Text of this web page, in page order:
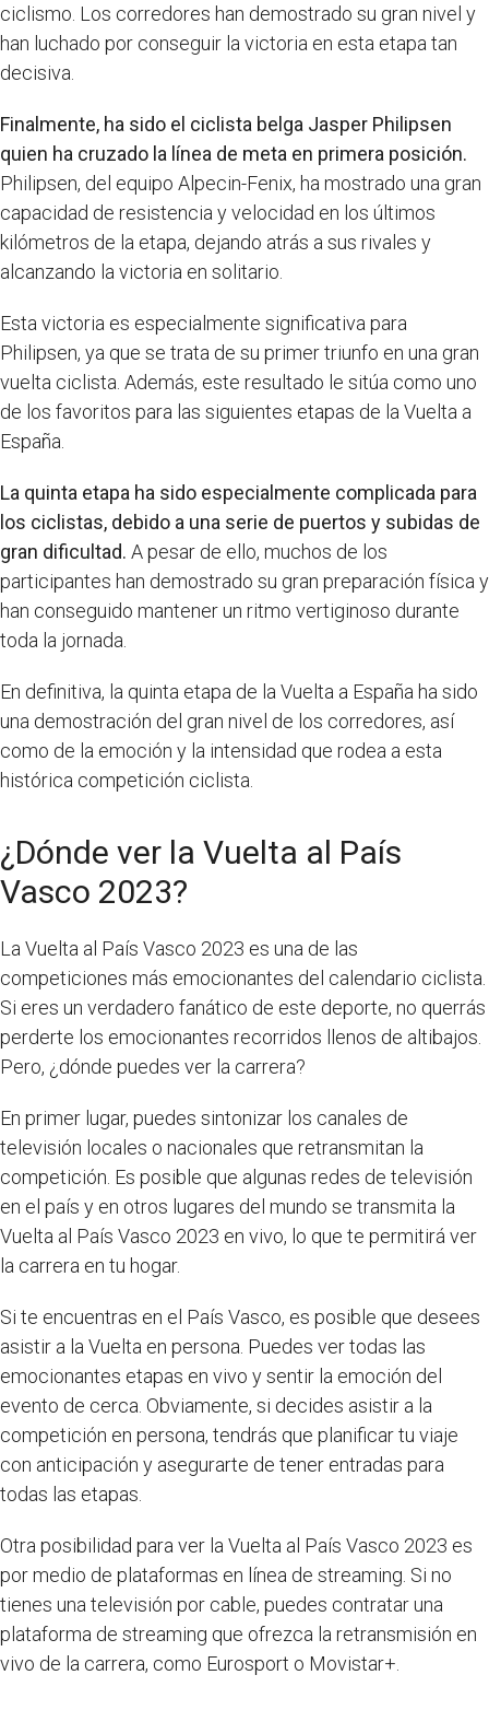
ciclismo. Los corredores han demostrado su gran nivel y
han luchado por conseguir la victoria en esta etapa tan
decisiva.
Finalmente, ha sido el ciclista belga Jasper Philipsen
quien ha cruzado la línea de meta en primera posición.
Philipsen, del equipo Alpecin-Fenix, ha mostrado una gran
capacidad de resistencia y velocidad en los últimos
kilómetros de la etapa, dejando atrás a sus rivales y
alcanzando la victoria en solitario.
Esta victoria es especialmente significativa para
Philipsen, ya que se trata de su primer triunfo en una gran
vuelta ciclista. Además, este resultado le sitúa como uno
de los favoritos para las siguientes etapas de la Vuelta a
España.
La quinta etapa ha sido especialmente complicada para
los ciclistas, debido a una serie de puertos y subidas de
gran dificultad. A pesar de ello, muchos de los
participantes han demostrado su gran preparación física y
han conseguido mantener un ritmo vertiginoso durante
toda la jornada.
En definitiva, la quinta etapa de la Vuelta a España ha sido
una demostración del gran nivel de los corredores, así
como de la emoción y la intensidad que rodea a esta
histórica competición ciclista.
¿Dónde ver la Vuelta al País
Vasco 2023?
La Vuelta al País Vasco 2023 es una de las
competiciones más emocionantes del calendario ciclista.
Si eres un verdadero fanático de este deporte, no querrás
perderte los emocionantes recorridos llenos de altibajos.
Pero, ¿dónde puedes ver la carrera?
En primer lugar, puedes sintonizar los canales de
televisión locales o nacionales que retransmitan la
competición. Es posible que algunas redes de televisión
en el país y en otros lugares del mundo se transmita la
Vuelta al País Vasco 2023 en vivo, lo que te permitirá ver
la carrera en tu hogar.
Si te encuentras en el País Vasco, es posible que desees
asistir a la Vuelta en persona. Puedes ver todas las
emocionantes etapas en vivo y sentir la emoción del
evento de cerca. Obviamente, si decides asistir a la
competición en persona, tendrás que planificar tu viaje
con anticipación y asegurarte de tener entradas para
todas las etapas.
Otra posibilidad para ver la Vuelta al País Vasco 2023 es
por medio de plataformas en línea de streaming. Si no
tienes una televisión por cable, puedes contratar una
plataforma de streaming que ofrezca la retransmisión en
vivo de la carrera, como Eurosport o Movistar+.